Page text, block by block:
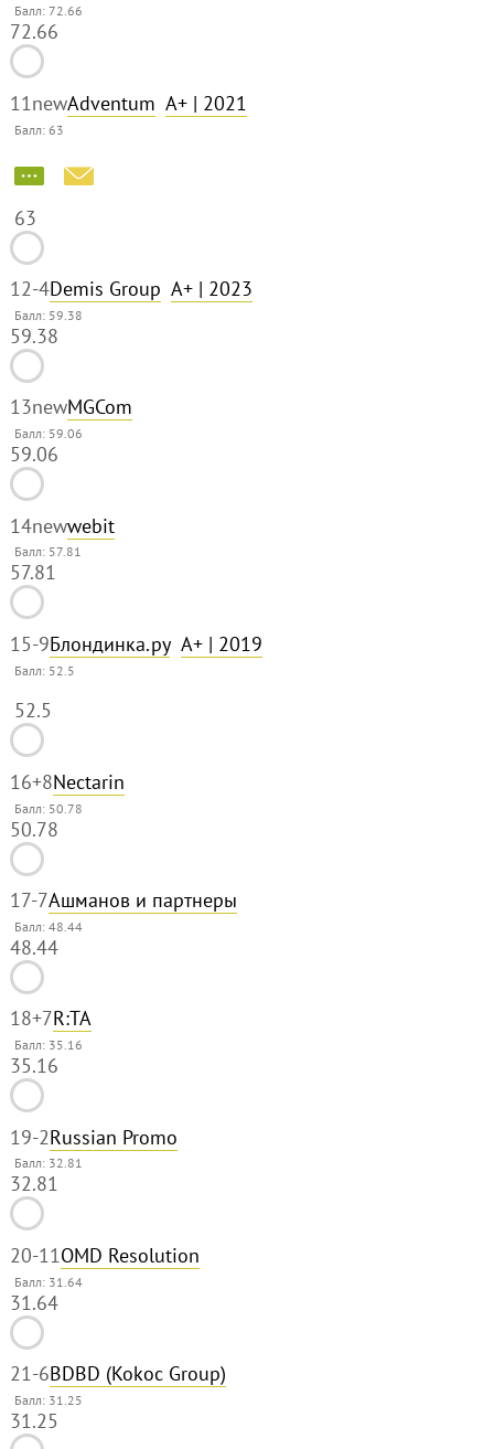
Балл: 72.66
72.66
11newAdventum A+| 2021
Балл:63
63
12-4Demis Group A+| 2023
Балл: 59.38
59.38
13newMGCom
Балл: 59.06
59.06
14newwebit
Балл: 57.81
57.81
15-9Блондинка.ру A+| 2019
Балл: 52.5
52.5
16+8Nectarin
Балл: 50.78
50.78
17-7Ашманов и партнеры
Балл: 48.44
48.44
18+7R:TA
Балл: 35.16
35.16
19-2Russian Promo
Балл: 32.81
32.81
20-11OMD Resolution
Балл: 31.64
31.64
21-6BDBD (Kokoc Group)
Балл: 31.25
31.25